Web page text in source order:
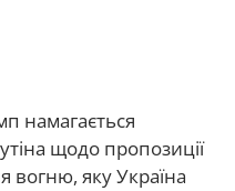
намагається
щодо пропозиції
яку Україна